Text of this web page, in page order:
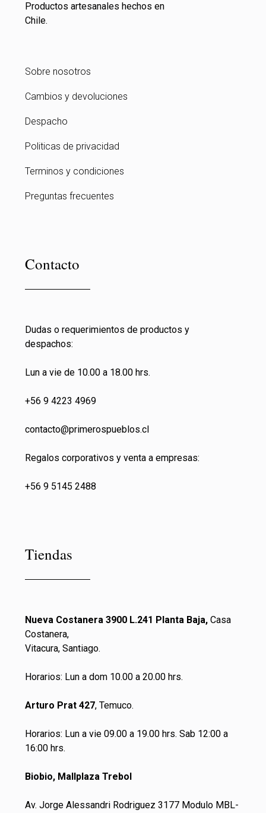
Productos artesanales hechos en
Chile.
Sobre nosotros
Cambios y devoluciones
Despacho
Politicas de privacidad
Terminos y condiciones
Preguntas frecuentes
Contacto
Dudas o requerimientos de productos y
despachos:
Lun a vie de 10.00 a 18.00 hrs.
+56 9 4223 4969
contacto@primerospueblos.cl
Regalos corporativos y venta a empresas:
+56 9 5145 2488
Tiendas
Nueva Costanera 3900 L.241 Planta Baja, Casa
Costanera,
Vitacura, Santiago.
Horarios: Lun a dom 10.00 a 20.00 hrs.
Arturo Prat 427, Temuco.
Horarios: Lun a vie 09.00 a 19.00 hrs. Sab 12:00 a
16:00 hrs.
Biobio, Mallplaza Trebol
Av. Jorge Alessandri Rodriguez 3177 Modulo MBL-